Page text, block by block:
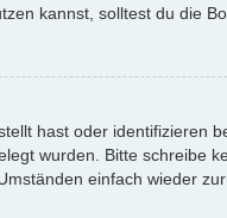
kannst, solltest du die
hast oder identifizieren
wurden. Bitte
einfach wieder